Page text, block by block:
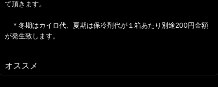
て頂きます。
＊冬期はカイロ代、夏期は保冷剤代が１箱あたり別途200円金額
が発生致します。
オススメ